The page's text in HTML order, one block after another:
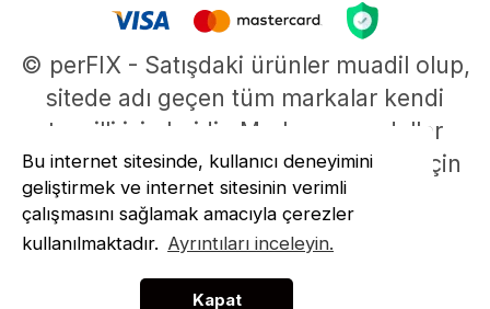
Bu internet sitesinde, kullanıcı deneyimini
geliştirmek ve internet sitesinin verimli
çalışmasını sağlamak amacıyla çerezler
kullanılmaktadır. Ayrıntıları inceleyin.
Kapat
© perFIX - Satışdaki ürünler muadil olup,
sitede adı geçen tüm markalar kendi
tescilli isimleridir. Marka ve modeller
parça uyumluluklarının belirlenmesi için
kullanılmıştır.
ideasoft
e-